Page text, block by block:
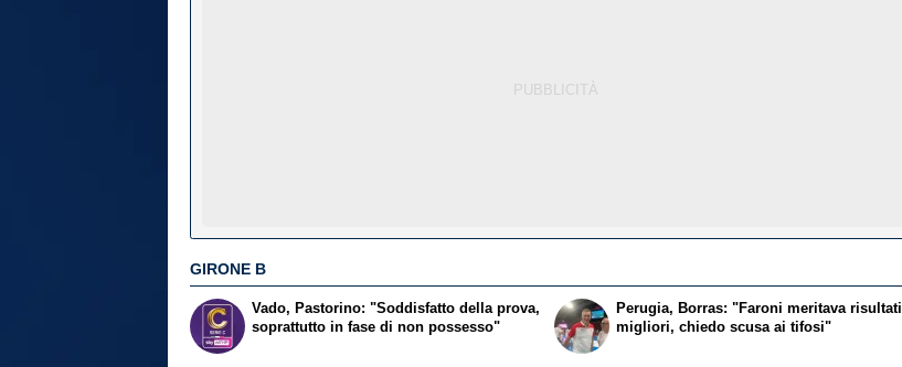
GIRONE B
Vado, Pastorino: "Soddisfatto della prova,
soprattutto in fase di non possesso"
Perugia, Borras: "Faroni meritava risultati
migliori, chiedo scusa ai tifosi"